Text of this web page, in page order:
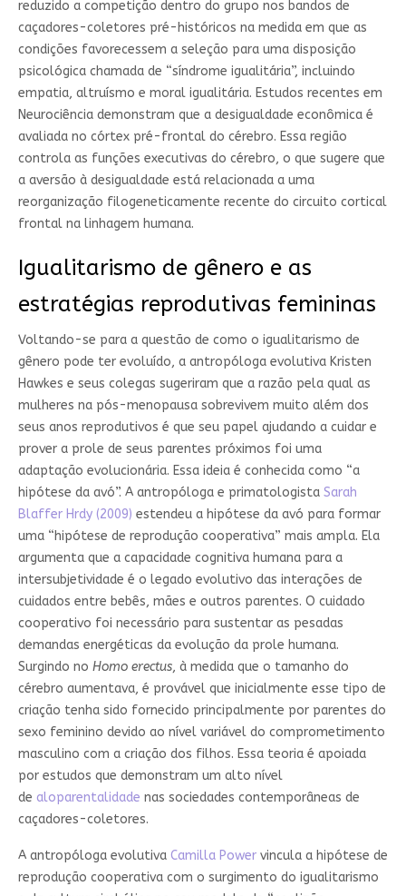
reduzido a competição dentro do grupo nos bandos de
caçadores-coletores pré-históricos na medida em que as
condições favorecessem a seleção para uma disposição
psicológica chamada de “síndrome igualitária”, incluindo
empatia, altruísmo e moral igualitária. Estudos recentes em
Neurociência demonstram que a desigualdade econômica é
avaliada no córtex pré-frontal do cérebro. Essa região
controla as funções executivas do cérebro, o que sugere que
a aversão à desigualdade está relacionada a uma
reorganização filogeneticamente recente do circuito cortical
frontal na linhagem humana.
Igualitarismo de gênero e as
estratégias reprodutivas femininas
Voltando-se para a questão de como o igualitarismo de
gênero pode ter evoluído, a antropóloga evolutiva Kristen
Hawkes e seus colegas sugeriram que a razão pela qual as
mulheres na pós-menopausa sobrevivem muito além dos
seus anos reprodutivos é que seu papel ajudando a cuidar e
prover a prole de seus parentes próximos foi uma
adaptação evolucionária. Essa ideia é conhecida como “a
hipótese da avó”. A antropóloga e primatologista Sarah
Blaffer Hrdy (2009) estendeu a hipótese da avó para formar
uma “hipótese de reprodução cooperativa” mais ampla. Ela
argumenta que a capacidade cognitiva humana para a
intersubjetividade é o legado evolutivo das interações de
cuidados entre bebês, mães e outros parentes. O cuidado
cooperativo foi necessário para sustentar as pesadas
demandas energéticas da evolução da prole humana.
Surgindo no Homo erectus, à medida que o tamanho do
cérebro aumentava, é provável que inicialmente esse tipo de
criação tenha sido fornecido principalmente por parentes do
sexo feminino devido ao nível variável do comprometimento
masculino com a criação dos filhos. Essa teoria é apoiada
por estudos que demonstram um alto nível
de aloparentalidade nas sociedades contemporâneas de
caçadores-coletores.
A antropóloga evolutiva Camilla Powervincula a hipótese de
reprodução cooperativa com o surgimento do igualitarismo